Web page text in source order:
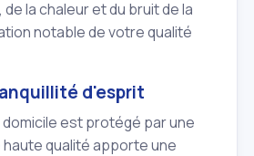
la chaleur et du bruit de la
notable de votre qualité
d'esprit
est protégé par une
qualité apporte une